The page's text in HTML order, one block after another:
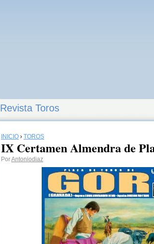
Revista Toros
INICIO › TOROS
IX Certamen Almendra de
PorAntoniodiaz